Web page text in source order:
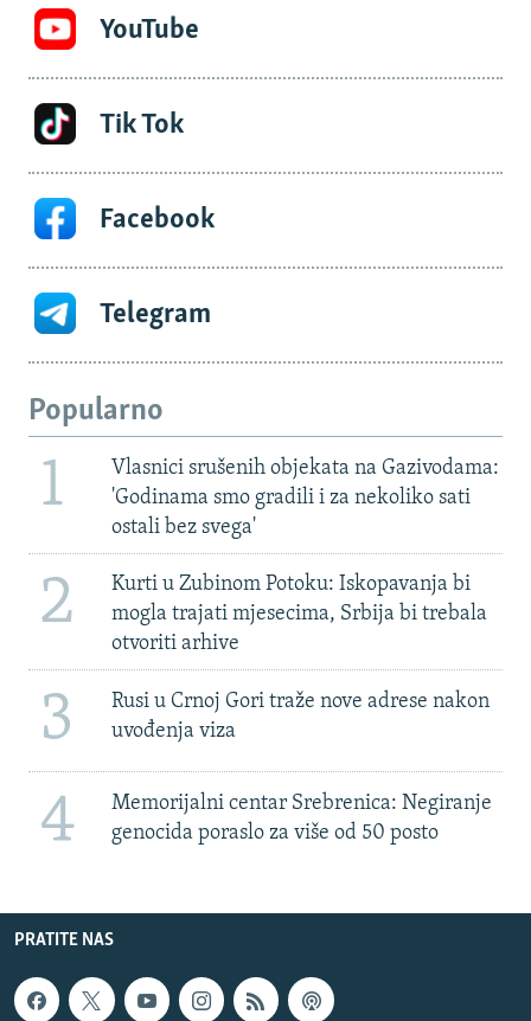
YouTube
Tik Tok
Facebook
Telegram
Popularno
1
Vlasnici srušenih objekata na Gazivodama:
'Godinama smo gradili i za nekoliko sati
ostali bez svega'
2
Kurti u Zubinom Potoku: Iskopavanja bi
mogla trajati mjesecima, Srbija bi trebala
otvoriti arhive
3
Rusi u Crnoj Gori traže nove adrese nakon
uvođenja viza
4
Memorijalni centar Srebrenica: Negiranje
genocida poraslo za više od 50 posto
PRATITE NAS